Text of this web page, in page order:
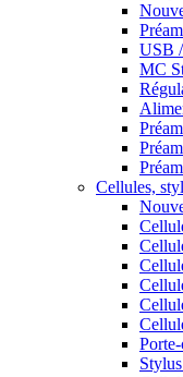
USB
MC
Cellules,